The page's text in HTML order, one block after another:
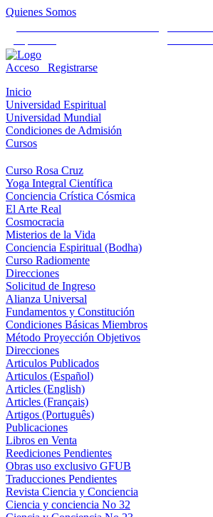
Quienes Somos
Acceso
Registrarse
Inicio
Universidad Espiritual
Universidad Mundial
Condiciones de Admisión
Cursos
Curso Rosa Cruz
Yoga Integral Científica
Conciencia Crística Cósmica
El Arte Real
Cosmocracia
Misterios de la Vida
Conciencia Espiritual (Bodha)
Curso Radiomente
Direcciones
Solicitud de Ingreso
Alianza Universal
Fundamentos y Constitución
Condiciones Básicas Miembros
Método Proyección Objetivos
Direcciones
Articulos Publicados
Articulos (Español)
Articles (English)
Articles (Français)
Artigos (Português)
Publicaciones
Libros en Venta
Reediciones Pendientes
Obras uso exclusivo GFUB
Traducciones Pendientes
Revista Ciencia y Conciencia
Ciencia y conciencia No 32